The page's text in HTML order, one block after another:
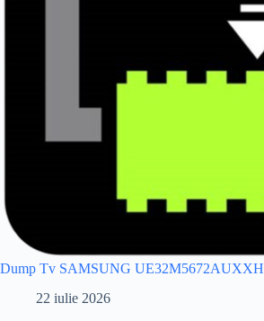
Dump Tv SAMSUNG UE32M5672AUXXH
22 iulie 2026